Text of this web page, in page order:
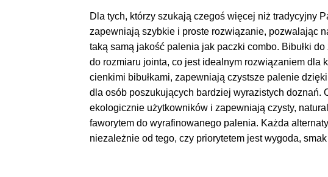
Dla tych, którzy szukają czegoś więcej niż tradycyjny
zapewniają szybkie i proste rozwiązanie, pozwalając
taką samą jakość palenia jak paczki combo. Bibułki
do rozmiaru jointa, co jest idealnym rozwiązaniem dla
cienkimi bibułkami, zapewniają czystsze palenie
dla osób poszukujących bardziej wyrazistych doznań.
ekologicznie użytkowników i zapewniają czysty,
faworytem do wyrafinowanego palenia. Każda
niezależnie od tego, czy priorytetem jest wygoda,